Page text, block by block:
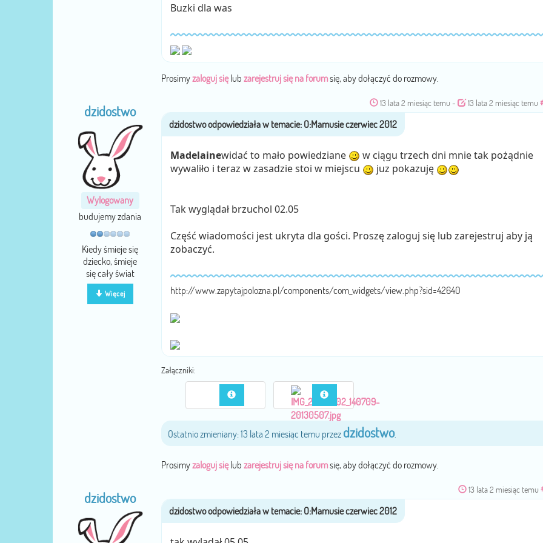
Buzki dla was
Prosimyzaloguj sięlub zarejestruj się na forumsię, aby dołączyć do rozmowy.
dzidostwo
Wylogowany
budujemy zdania
Kiedy śmieje się
dziecko, śmieje
się cały świat
Więcej
13 lata 2 miesiąc temu - 13 lata 2 miesiąc temu
Madelainewidać to mało powiedziane
w ciągu trzech dni mnie tak pożądnie
wywaliło i teraz w zasadzie stoi w miejscu
juz pokazuję
Tak wyglądał brzuchol 02.05
Część wiadomości jest ukryta dla gości. Proszę zaloguj się lub zarejestruj aby ją
zobaczyć.
http://www.zapytajpolozna.pl/components/com_widgets/view.php?sid=42640
Załączniki:
Ostatnio zmieniany: 13 lata 2 miesiąc temu przez dzidostwo.
Prosimyzaloguj sięlub zarejestruj się na forumsię, aby dołączyć do rozmowy.
dzidostwo
13 lata 2 miesiąc temu